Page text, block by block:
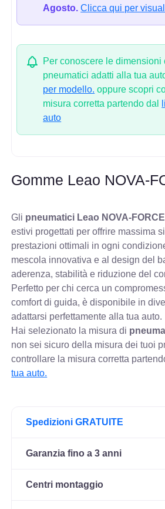
Agosto. Clicca qui per
Per conoscere le dimensioni
pneumatici adatti alla tua
per modello. oppure scopri
misura corretta partendo dal
auto
Gomme Leao NOVA-
Gli pneumatici Leao NOVA-FORCE
estivi progettati per offrire massima
prestazioni ottimali in ogni
mescola innovativa e al design del
aderenza, stabilità e riduzione del
Perfetto per chi cerca un
comfort di guida, è disponibile in
adattarsi perfettamente alla tua auto.
Hai selezionato la misura di
non sei sicuro della misura dei tuoi
controllare la misura corretta
tua auto.
Spedizioni GRATUITE
Garanzia fino a 3 anni
Centri montaggio